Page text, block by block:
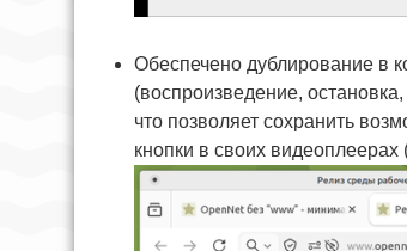
Обеспечено дублирование в
(воспроизведение,
что позволяет сохранить
кнопки в своих